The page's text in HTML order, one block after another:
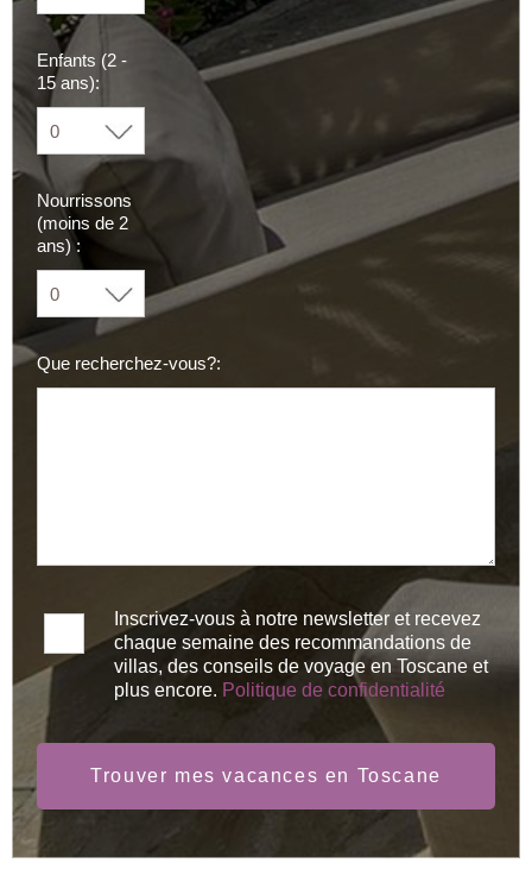
Enfants (2 -
15 ans):
Nourrissons
(moins de 2
ans) :
Que recherchez-vous?:
Inscrivez-vous à notre newsletter et recevez
chaque semaine des recommandations de
villas, des conseils de voyage en Toscane et
plus encore. Politique de confidentialité
Trouver mes vacances en Toscane